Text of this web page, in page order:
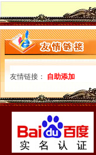
重庆海关或监管岗位（一
历年重庆海关监管岗位（
重庆海关2012年报关员
[交通]重庆江北机场海关
重庆海关2012年报关员报
重庆6家企业获海关总署
重庆海关关于2008年报关
重庆海关助推中欧班列
2015年国家公务员【重
中华共和国青岛海关
重庆海关2012年公开遴
重庆海关优化监管服务
重庆保税区-搜百科
友情链接： 自助添加